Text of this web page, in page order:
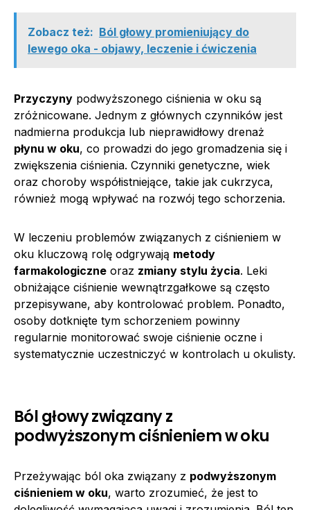
Zobacz też: Ból głowy promieniujący do
lewego oka - objawy, leczenie i ćwiczenia
Przyczyny podwyższonego ciśnienia w oku są
zróżnicowane. Jednym z głównych czynników jest
nadmierna produkcja lub nieprawidłowy drenaż
płynu w oku, co prowadzi do jego gromadzenia się i
zwiększenia ciśnienia. Czynniki genetyczne, wiek
oraz choroby współistniejące, takie jak cukrzyca,
również mogą wpływać na rozwój tego schorzenia.
W leczeniu problemów związanych z ciśnieniem w
oku kluczową rolę odgrywają metody
farmakologiczne oraz zmiany stylu życia. Leki
obniżające ciśnienie wewnątrzgałkowe są często
przepisywane, aby kontrolować problem. Ponadto,
osoby dotknięte tym schorzeniem powinny
regularnie monitorować swoje ciśnienie oczne i
systematycznie uczestniczyć w kontrolach u okulisty.
Ból głowy związany z
podwyższonym ciśnieniem w oku
Przeżywając ból oka związany z podwyższonym
ciśnieniem w oku, warto zrozumieć, że jest to